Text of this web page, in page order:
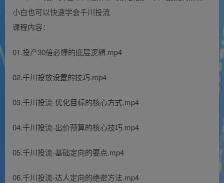
课程内容：
01.投产30倍必懂的底层逻辑.mp4
02.千川投放设置的技巧.mp4
03.千川投流-优化目标的核心方式.mp4
04.千川投流-出价预算的核心技巧.mp4
05.千川投流-基础定向的要点.mp4
06.千川投流-达人定向的绝密方法.mp4